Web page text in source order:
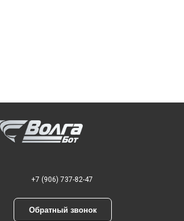
+7 (906) 737-82-47
Обратный звонок